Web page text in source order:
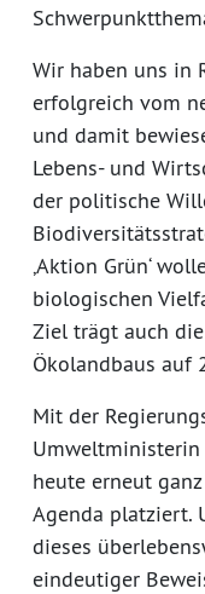
Wir haben uns in
erfolgreich vom
und damit
Lebens- und
der politische
‚Aktion Grün‘
biologischen
Ziel trägt auch
Ökolandbaus auf
Mit der
heute erneut
Agenda platziert.
dieses
eindeutiger